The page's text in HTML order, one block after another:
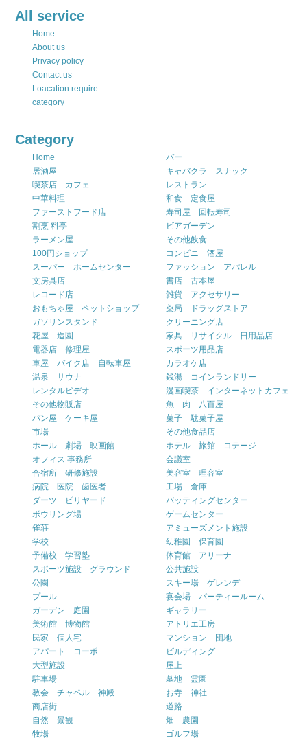
All service
Home
About us
Privacy policy
Contact us
Loacation require
category
Category
Home
バー
居酒屋
キャバクラ スナック
喫茶店 カフェ
レストラン
中華料理
和食 定食屋
ファーストフード店
寿司屋 回転寿司
割烹 料亭
ビアガーデン
ラーメン屋
その他飲食
100円ショップ
コンビニ 酒屋
スーパー ホームセンター
ファッション アパレル
文房具店
書店 古本屋
レコード店
雑貨 アクセサリー
おもちゃ屋 ペットショップ
薬局 ドラッグストア
ガソリンスタンド
クリーニング店
花屋 造園
家具 リサイクル 日用品店
電器店 修理屋
スポーツ用品店
車屋 バイク店 自転車屋
カラオケ店
温泉 サウナ
銭湯 コインランドリー
レンタルビデオ
漫画喫茶 インターネットカフェ
その他物販店
魚 肉 八百屋
パン屋 ケーキ屋
菓子 駄菓子屋
市場
その他食品店
ホール 劇場 映画館
ホテル 旅館 コテージ
オフィス 事務所
会議室
合宿所 研修施設
美容室 理容室
病院 医院 歯医者
工場 倉庫
ダーツ ビリヤード
バッティングセンター
ボウリング場
ゲームセンター
雀荘
アミューズメント施設
学校
幼稚園 保育園
予備校 学習塾
体育館 アリーナ
スポーツ施設 グラウンド
公共施設
公園
スキー場 ゲレンデ
プール
宴会場 パーティールーム
ガーデン 庭園
ギャラリー
美術館 博物館
アトリエ工房
民家 個人宅
マンション 団地
アパート コーポ
ビルディング
大型施設
屋上
駐車場
墓地 霊園
教会 チャペル 神殿
お寺 神社
商店街
道路
自然 景観
畑 農園
牧場
ゴルフ場